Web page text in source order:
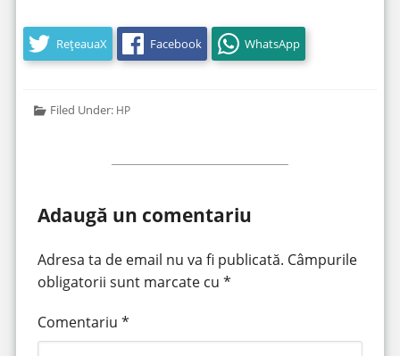
RețeauaX Facebook WhatsApp
Filed Under: HP
Adaugă un comentariu
Adresa ta de email nu va fi publicată. Câmpurile
obligatorii sunt marcate cu *
Comentariu *